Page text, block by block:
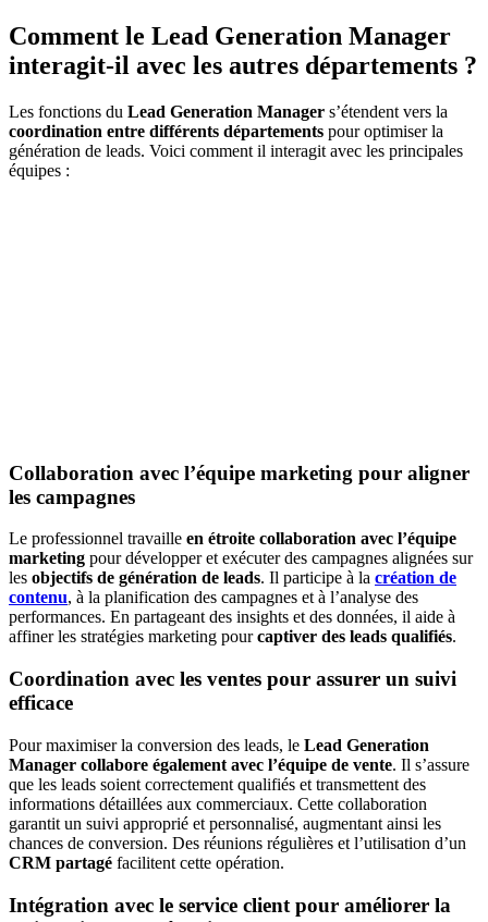
Comment le Lead Generation Manager
interagit-il avec les autres départements ?
Les fonctions du Lead Generation Manager s’étendent vers la
coordination entre différents départements pour optimiser la
génération de leads. Voici comment il interagit avec les principales
équipes :
Collaboration avec l’équipe marketing pour aligner
les campagnes
Le professionnel travaille en étroite collaboration avec l’équipe
marketing pour développer et exécuter des campagnes alignées sur
les objectifs de génération de leads. Il participe à la création de
contenu, à la planification des campagnes et à l’analyse des
performances. En partageant des insights et des données, il aide à
affiner les stratégies marketing pourcaptiver des leads qualifiés.
Coordination avec les ventes pour assurer un suivi
efficace
Pour maximiser la conversion des leads, le Lead Generation
Manager collabore également avec l’équipe de vente. Il s’assure
que les leads soient correctement qualifiés et transmettent des
informations détaillées aux commerciaux. Cette collaboration
garantit un suivi approprié et personnalisé, augmentant ainsi les
chances de conversion. Des réunions régulières et l’utilisation d’un
CRM partagé facilitent cette opération.
Intégration avec le service client pour améliorer la